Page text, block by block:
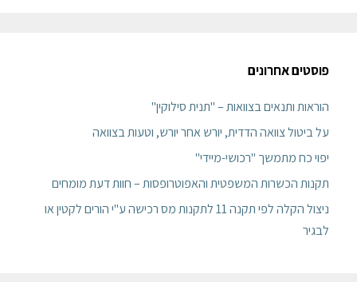
פוסטים אחרונים
הוראות ותנאים בצוואות – "תנית סילוקין"
על ביטול צוואה הדדית, יורש אחר יורש, וטעות בצוואה
יפוי כח מתמשך "רכושי-מיידי"
תקנות הכשרות המשפטית והאפוטרופסות – חוות דעת מומחים
ניצול הקלה לפי תקנה 11 לתקנות מס רכישה ע"י הורים לקטין או
לבגיר